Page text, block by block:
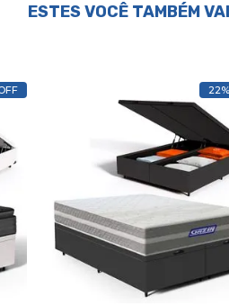
ESTES VOCÊ TAMBÉM